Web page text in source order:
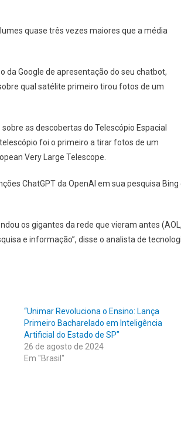
quase três vezes maiores que a média
da Google de apresentação do seu chatbot,
qual satélite primeiro tirou fotos de um
as descobertas do Telescópio Espacial
foi o primeiro a tirar fotos de um
Very Large Telescope.
ChatGPT da OpenAI em sua pesquisa Bing
os gigantes da rede que vieram antes
e informação”, disse o analista de
“Unimar Revoluciona o Ensino: Lança
Primeiro Bacharelado em Inteligência
Artificial do Estado de SP”
26 de agosto de 2024
Em "Brasil"